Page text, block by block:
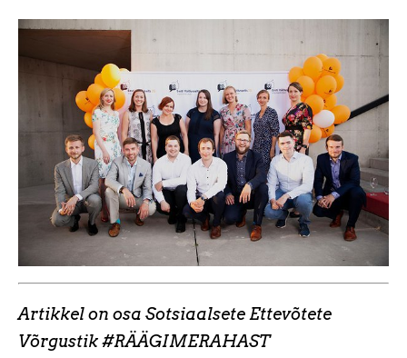
Artikkel on osa Sotsiaalsete Ettevõtete
Võrgustik #RÄÄGIMERAHAST